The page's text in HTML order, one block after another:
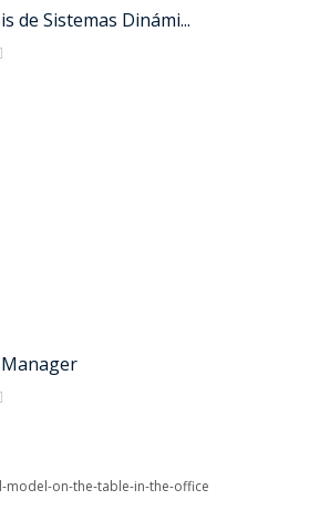
de Sistemas Dinámi...